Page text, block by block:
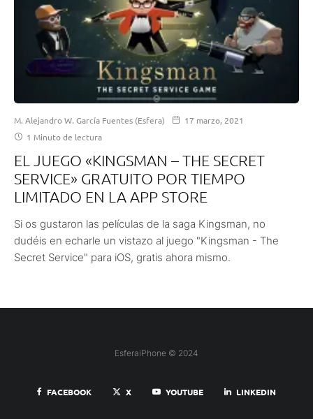
M. Alejandro W. García Fuentes (Esfera)
17 marzo, 2021
1 Minuto de lectura
EL JUEGO «KINGSMAN – THE SECRET
SERVIC‪E» GRATUITO POR TIEMPO
LIMITADO EN LA APP STORE
Si os gustaron las películas de la saga Kingsman, no
dudéis en echarle un vistazo al juego "Kingsman - The
Secret Servic‪e" para iOS, gratis ahora mismo.
EsferaiPhone © 2024
FACEBOOK X YOUTUBE LINKEDIN